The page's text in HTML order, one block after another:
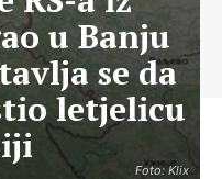
Foto: Klix
u Banju
se da
letjelicu